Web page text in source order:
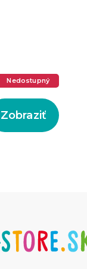
Nedostupný
Zobraziť